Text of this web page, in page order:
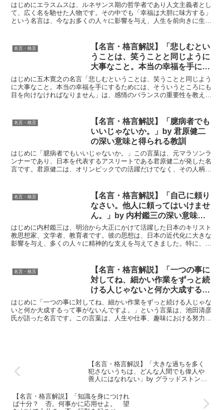
はじめにエラスムスは、ルネサンス期の哲学者であり人文主義者とし
て、広く名を馳せた人物です。その中でも「幸福は大胆に味方する」
という名言は、今なお多くの人々に影響を与え、人生を前向きに生き
名言・格言
【名言・格言解説】「悲しむとい
うことは、笑うことと同じように
大事なこと。本当の幸福を手にす
るためには、そういうところにも
目を向けなければなりません」by
五木寛之の深い意味と得られる教
はじめに五木寛之の名言「悲しむということは、笑うことと同じよう
に大事なこと。本当の幸福を手にするためには、そういうところにも
目を向けなければなりません」は、感情のバランスの重要性を教えて
名言・格言
【名言・格言解説】「臆病者でも
いいじゃないか。」by 君原健二
の深い意味と得られる教訓
はじめに「臆病者でもいいじゃないか。」この言葉は、元マラソンラ
ンナーであり、日本を代表するアスリートである君原健二が発した名
言です。君原健二は、オリンピックでの活躍だけでなく、その人柄や
名言・格言
【名言・格言解説】「自己に頼り
なさい。他人に頼ってはいけませ
ん。」by 内村鑑三の深い意味と
得られる教訓
はじめに内村鑑三は、明治から大正にかけて活躍した日本のキリスト
教思想家、文学者、教育者です。彼の思想は、日本の近代化に大きな
影響を与え、多くの人々に精神的な支えを与えてきました。特に、キ
名言・格言
【名言・格言解説】「一つの事に
対してね、細かい作業をずっと続
ける人じゃないと何か大成するっ
て事がないんですよ。」by 池田
清彦の深い意味と得られる教訓
はじめに「一つの事に対してね、細かい作業をずっと続ける人じゃな
いと何か大成するって事がないんですよ。」という言葉は、池田清彦
氏が語った名言です。この言葉は、人生や仕事、趣味における努力の
【名言・格言解説】「大きな過ちを多く
犯さないうちは、どんな人間でも偉人や
善人にはなれない」by グラッドストンの
【名言・格言解説】「知識を身につけれ
ば十分？ 否。何事かに応用せよ。 望